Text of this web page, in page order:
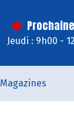
Jeudi : 9h00 -
Magazines